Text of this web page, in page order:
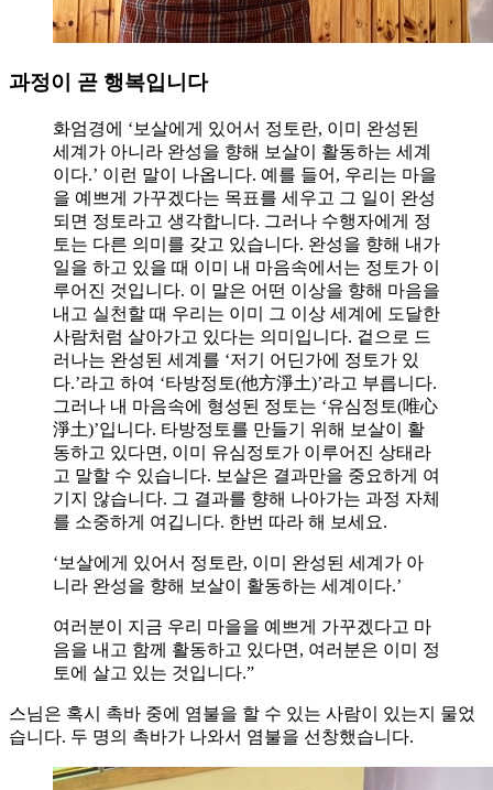
과정이 곧 행복입니다
화엄경에 ‘보살에게 있어서 정토란, 이미 완성된
세계가 아니라 완성을 향해 보살이 활동하는 세계
이다.’ 이런 말이 나옵니다. 예를 들어, 우리는 마을
을 예쁘게 가꾸겠다는 목표를 세우고 그 일이 완성
되면 정토라고 생각합니다. 그러나 수행자에게 정
토는 다른 의미를 갖고 있습니다. 완성을 향해 내가
일을 하고 있을 때 이미 내 마음속에서는 정토가 이
루어진 것입니다. 이 말은 어떤 이상을 향해 마음을
내고 실천할 때 우리는 이미 그 이상 세계에 도달한
사람처럼 살아가고 있다는 의미입니다. 겉으로 드
러나는 완성된 세계를 ‘저기 어딘가에 정토가 있
다.’라고 하여 ‘타방정토(他方淨土)’라고 부릅니다.
그러나 내 마음속에 형성된 정토는 ‘유심정토(唯心
淨土)’입니다. 타방정토를 만들기 위해 보살이 활
동하고 있다면, 이미 유심정토가 이루어진 상태라
고 말할 수 있습니다. 보살은 결과만을 중요하게 여
기지 않습니다. 그 결과를 향해 나아가는 과정 자체
를 소중하게 여깁니다. 한번 따라 해 보세요.
‘보살에게 있어서 정토란, 이미 완성된 세계가 아
니라 완성을 향해 보살이 활동하는 세계이다.’
여러분이 지금 우리 마을을 예쁘게 가꾸겠다고 마
음을 내고 함께 활동하고 있다면, 여러분은 이미 정
토에 살고 있는 것입니다.”
스님은 혹시 촉바 중에 염불을 할 수 있는 사람이 있는지 물었
습니다. 두 명의 촉바가 나와서 염불을 선창했습니다.